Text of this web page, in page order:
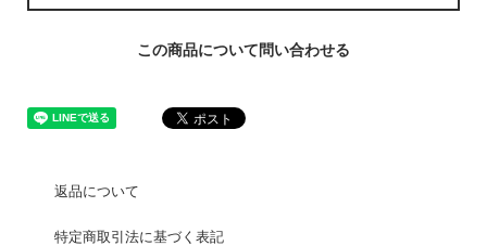
この商品について問い合わせる
返品について
特定商取引法に基づく表記